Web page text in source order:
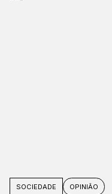
SOCIEDADE OPINIÃO